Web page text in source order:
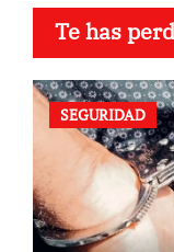
Te has
SEGURIDAD